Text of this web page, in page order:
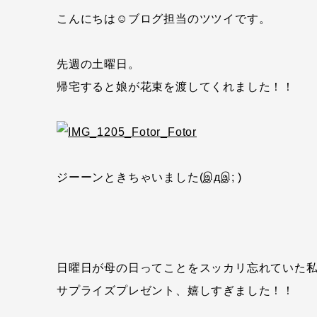
こんにちは☺ブログ担当のツツイです。
先週の土曜日。
帰宅すると娘が花束を渡してくれました！！
ジーーンときちゃいました(இдஇ; )
日曜日が母の日ってことをスッカリ忘れていた
サプライズプレゼント、嬉しすぎました！！